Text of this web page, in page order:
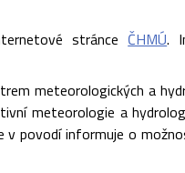
stránce ČHMÚ.
meteorologických a
meteorologie a
povodí informuje o